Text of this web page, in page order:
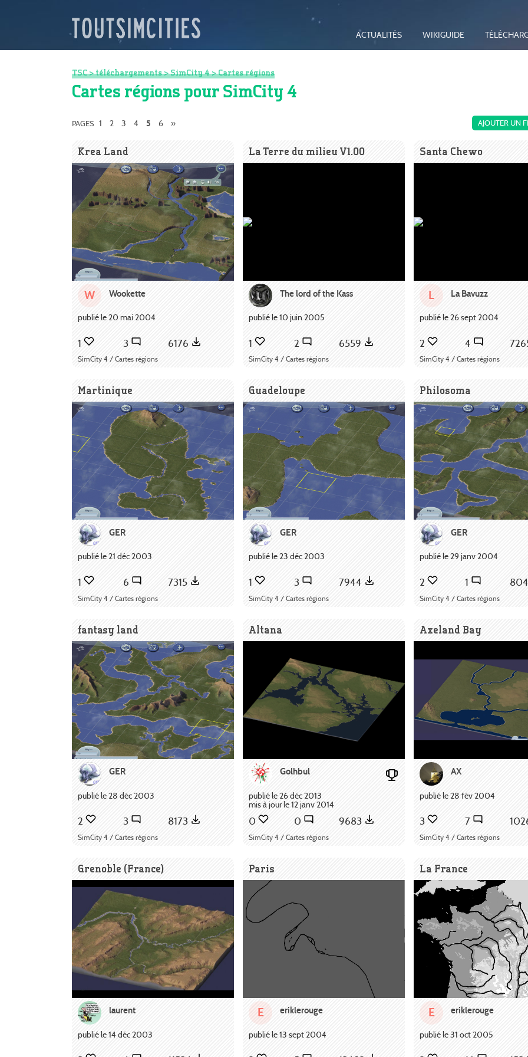
ACTUALITÉS WIKIGUIDE
TSC>téléchargements>SimCity 4>Cartes régions
Cartes régions pour SimCity 4
AJOUTER UN
PAGES 1 2 3 4 5 6 »
Krea Land
W Wookette
publié le 20 mai 2004
1 3 6176
SimCity 4 / Cartes régions
La Terre du milieu V1.00
The lord of the Kass
publié le 10 juin 2005
1 2 6559
SimCity 4 / Cartes régions
Santa Chewo
L La Bavuzz
publié le 26 sept 2004
2 4
SimCity 4 / Cartes régions
Martinique
GER
publié le 21 déc 2003
1 6 7315
SimCity 4 / Cartes régions
Guadeloupe
GER
publié le 23 déc 2003
1 3 7944
SimCity 4 / Cartes régions
Philosoma
GER
publié le 29 janv 2004
2 1
SimCity 4 / Cartes régions
fantasy land
GER
publié le 28 déc 2003
2 3 8173
SimCity 4 / Cartes régions
Altana
Golhbul
publié le 26 déc 2013
mis à jour le 12 janv 2014
0 0 9683
SimCity 4 / Cartes régions
Axeland Bay
AX
publié le 28 fév 2004
3 7
SimCity 4 / Cartes régions
Grenoble (France)
laurent
publié le 14 déc 2003
Paris
E eriklerouge
publié le 13 sept 2004
La France
E eriklerouge
publié le 31 oct 2005